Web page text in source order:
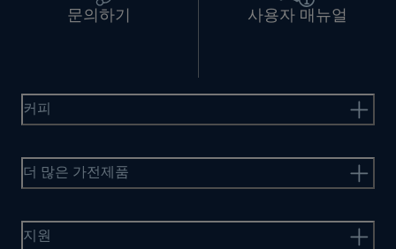
문의하기 사용자 매뉴얼
커피
더 많은 가전제품
지원